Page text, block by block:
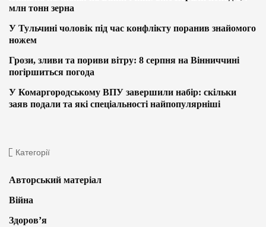
млн тонн зерна
У Тульчині чоловік під час конфлікту поранив знайомого
ножем
Грози, зливи та пориви вітру: 8 серпня на Вінниччині
погіршиться погода
У Комаргородському ВПУ завершили набір: скільки
заяв подали та які спеціальності найпопулярніші
Категорії
Авторський матеріал
Війна
Здоров’я